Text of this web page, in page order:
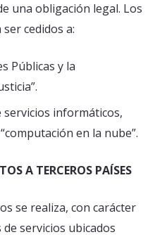
una obligación legal. Los
cedidos a:
Públicas y la
servicios informáticos,
en la nube”.
A TERCEROS PAÍSES
se realiza, con carácter
servicios ubicados